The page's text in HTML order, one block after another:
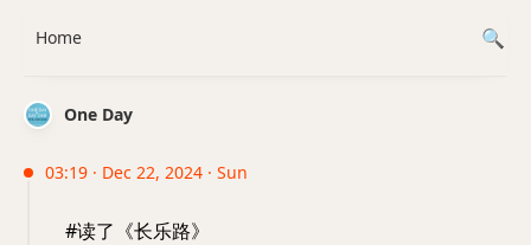
One Day
03:19 · Dec 22, 2024 · Sun
#读了《长乐路》
Home